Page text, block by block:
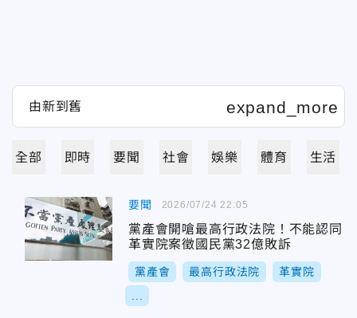
全部 即時 要聞 社會 娛樂 體育 生活
要聞
黨產會開嗆最高行政法院！不能認同
革實院案徵國民黨32億敗訴
黨產會 最高行政法院 革實院
2026/07/24 22:05